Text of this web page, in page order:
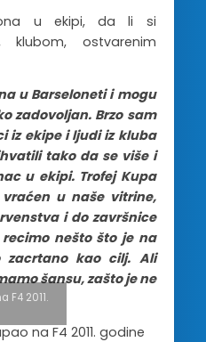
u ekipi, da li si
klubom, ostvarenim
u Barseloneti i mogu
zadovoljan. Brzo sam
iz ekipe i ljudi iz kluba
tako da se više i
u ekipi. Trofej Kupa
u naše vitrine,
i do završnice
nešto što je na
zacrtano kao cilj. Ali
šansu, zašto je ne
F4 2011.